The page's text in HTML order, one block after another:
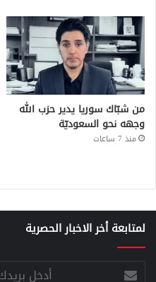
من شبّاك سوريا يدير حزب الله
وجهه نحو السعوديّة
منذ 7 ساعات
لمتابعة أخر الاخبار الحصرية
أدخل